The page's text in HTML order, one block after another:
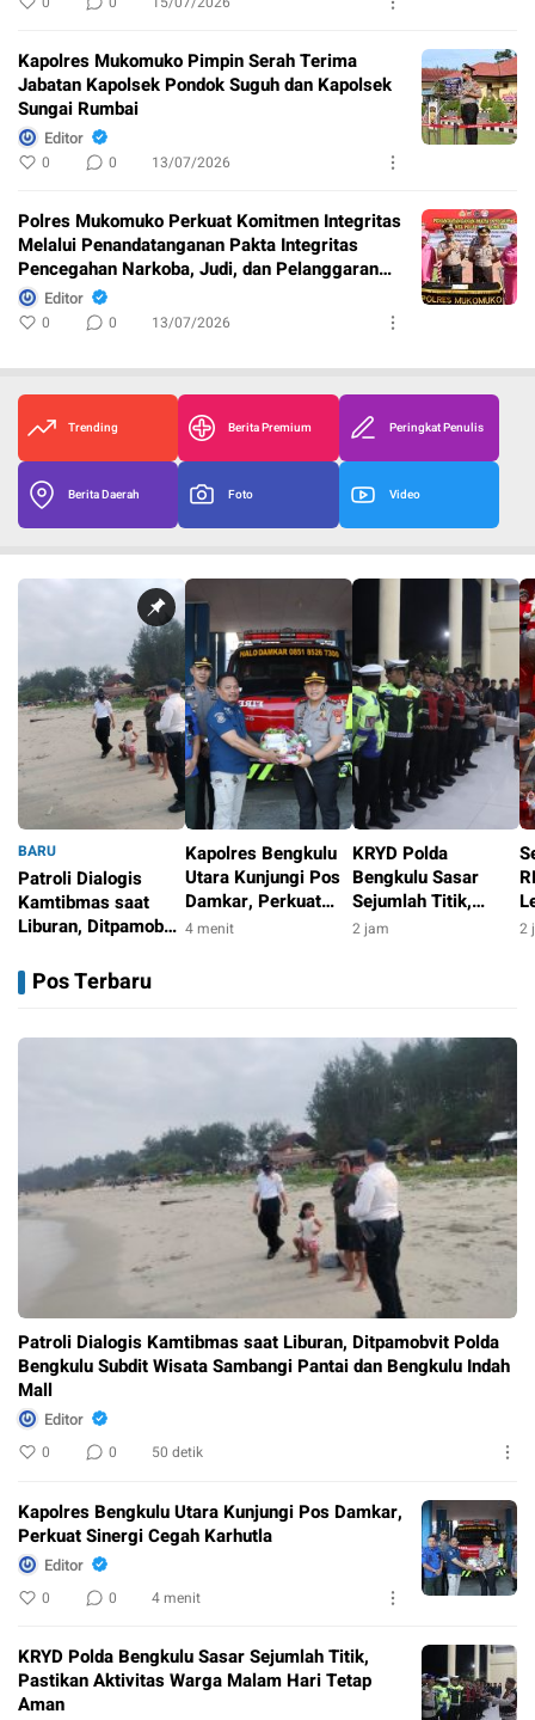
Kapolres Mukomuko Pimpin Serah Terima
Jabatan Kapolsek Pondok Suguh dan Kapolsek
Sungai Rumbai
Editor
0 0 13/07/2026
Polres Mukomuko Perkuat Komitmen Integritas
Melalui Penandatanganan Pakta Integritas
Pencegahan Narkoba, Judi, dan Pelanggaran
Disiplin
Editor
0 0 13/07/2026
Trending Berita Premium Peringkat Penulis
Berita Daerah Foto Video
BARU
Patroli Dialogis
Kamtibmas saat
Liburan, Ditpamobvit
Subdit Wisata
Sambangi Pantai
Mall
Kapolres Bengkulu
Utara Kunjungi Pos
Damkar, Perkuat
Sinergi Cegah
4 menit
KRYD Polda
Bengkulu Sasar
Sejumlah Titik,
Pastikan Aktivitas
2 jam 2
Pos Terbaru
Patroli Dialogis Kamtibmas saat Liburan, Ditpamobvit Polda
Bengkulu Subdit Wisata Sambangi Pantai dan Bengkulu Indah
Mall
Editor
0 0 50 detik
Kapolres Bengkulu Utara Kunjungi Pos Damkar,
Perkuat Sinergi Cegah Karhutla
Editor
0 0 4 menit
KRYD Polda Bengkulu Sasar Sejumlah Titik,
Pastikan Aktivitas Warga Malam Hari Tetap
Aman